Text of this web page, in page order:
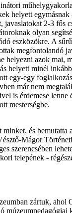
helyett
javaslatokat 2-3 fős
olyan
eszközökre. A
megfontolandó
helyezni azok mai,
helyett minél
egy-egy
már nem
is érdemese
mesterségbe.
és
Mágor
szerencsében
telepének -
zártuk,